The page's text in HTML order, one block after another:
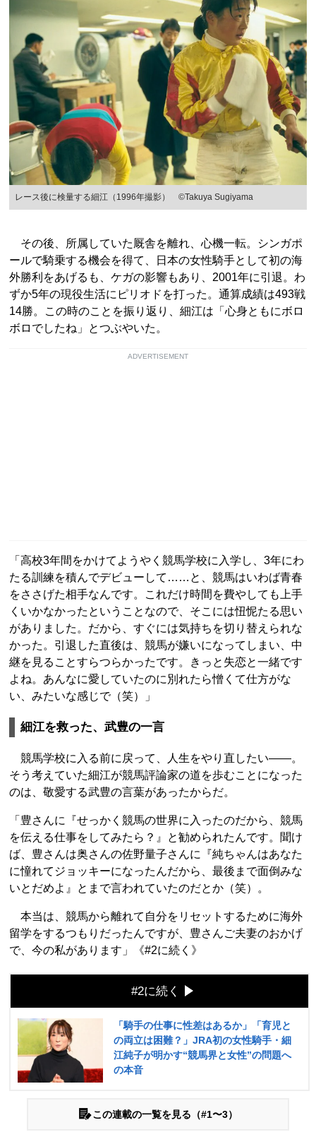
レース後に検量する細江（1996年撮影） ©Takuya Sugiyama
その後、所属していた厩舎を離れ、心機一転。シンガポ
ールで騎乗する機会を得て、日本の女性騎手として初の海
外勝利をあげるも、ケガの影響もあり、2001年に引退。わ
ずか5年の現役生活にピリオドを打った。通算成績は493戦
14勝。この時のことを振り返り、細江は「心身ともにボロ
ボロでしたね」とつぶやいた。
ADVERTISEMENT
「高校3年間をかけてようやく競馬学校に入学し、3年にわ
たる訓練を積んでデビューして……と、競馬はいわば青春
をささげた相手なんです。これだけ時間を費やしても上手
くいかなかったということなので、そこには忸怩たる思い
がありました。だから、すぐには気持ちを切り替えられな
かった。引退した直後は、競馬が嫌いになってしまい、中
継を見ることすらつらかったです。きっと失恋と一緒です
よね。あんなに愛していたのに別れたら憎くて仕方がな
い、みたいな感じで（笑）」
細江を救った、武豊の一言
競馬学校に入る前に戻って、人生をやり直したい――。
そう考えていた細江が競馬評論家の道を歩むことになった
のは、敬愛する武豊の言葉があったからだ。
「豊さんに『せっかく競馬の世界に入ったのだから、競馬
を伝える仕事をしてみたら？』と勧められたんです。聞け
ば、豊さんは奥さんの佐野量子さんに『純ちゃんはあなた
に憧れてジョッキーになったんだから、最後まで面倒みな
いとだめよ』とまで言われていたのだとか（笑）。
本当は、競馬から離れて自分をリセットするために海外
留学をするつもりだったんですが、豊さんご夫妻のおかげ
で、今の私があります」《#2に続く》
#2に続く
「騎手の仕事に性差はあるか」「育児と
の両立は困難？」JRA初の女性騎手・細
江純子が明かす“競馬界と女性”の問題へ
の本音
この連載の一覧を見る（#1〜3）